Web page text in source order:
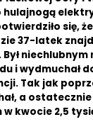
hulajnogą
się,
37-latek
i wydmuchał
Tak jak
a
kwocie 2,5